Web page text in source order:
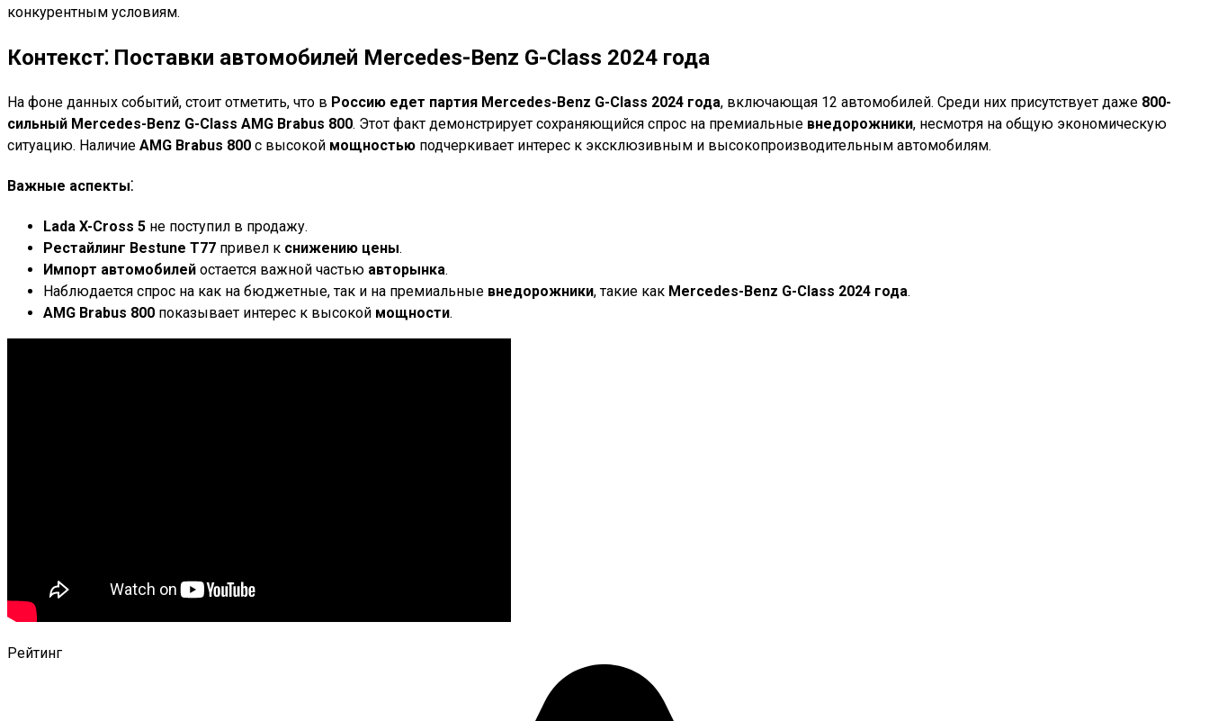
конкурентным условиям.
Контекст⁚ Поставки автомобилей Mercedes-Benz G-Class 2024 года
На фоне данных событий, стоит отметить, что в Россию едет партия Mercedes-Benz G-Class 2024 года, включающая 12 автомобилей. Среди них присутствует даже 800-
сильный Mercedes-Benz G-Class AMG Brabus 800. Этот факт демонстрирует сохраняющийся спрос на премиальные внедорожники, несмотря на общую экономическую
ситуацию. Наличие AMG Brabus 800 с высокой мощностью подчеркивает интерес к эксклюзивным и высокопроизводительным автомобилям.
Важные аспекты⁚
Lada X-Cross 5 не поступил в продажу.
Рестайлинг Bestune T77 привел к снижению цены.
Импорт автомобилей остается важной частью авторынка.
Наблюдается спрос на как на бюджетные, так и на премиальные внедорожники, такие как Mercedes-Benz G-Class 2024 года.
AMG Brabus 800 показывает интерес к высокой мощности.
Рейтинг